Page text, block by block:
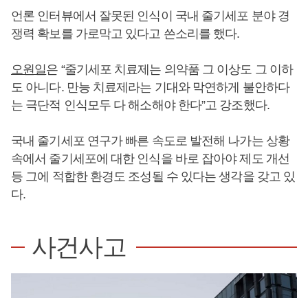
언론 인터뷰에서 잘못된 인식이 국내 줄기세포 분야 경
쟁력 확보를 가로막고 있다고 쓴소리를 했다.
오원일은 “줄기세포 치료제는 의약품 그 이상도 그 이하
도 아니다. 만능 치료제라는 기대와 막연하게 불안하다
는 극단적 인식모두 다 해소해야 한다”고 강조했다.
국내 줄기세포 연구가 빠른 속도로 발전해 나가는 상황
속에서 줄기세포에 대한 인식을 바로 잡아야 제도 개선
등 그에 적합한 환경도 조성될 수 있다는 생각을 갖고 있
다.
사건사고